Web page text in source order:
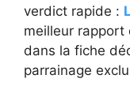
verdict rapide :
meilleur rapport
dans la fiche
parrainage